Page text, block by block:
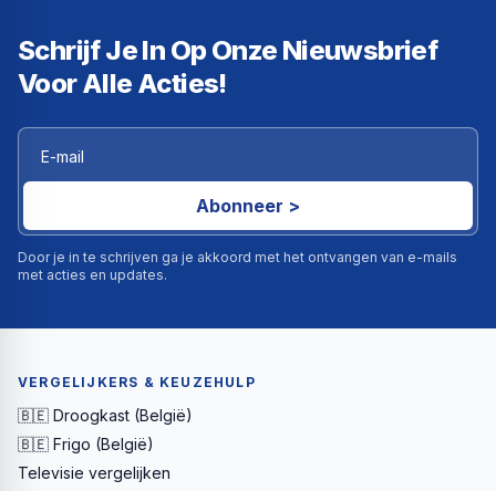
Schrijf Je In Op Onze Nieuwsbrief
Voor Alle Acties!
Abonneer >
Door je in te schrijven ga je akkoord met het ontvangen van e-mails
met acties en updates.
VERGELIJKERS & KEUZEHULP
🇧🇪 Droogkast (België)
🇧🇪 Frigo (België)
Televisie vergelijken